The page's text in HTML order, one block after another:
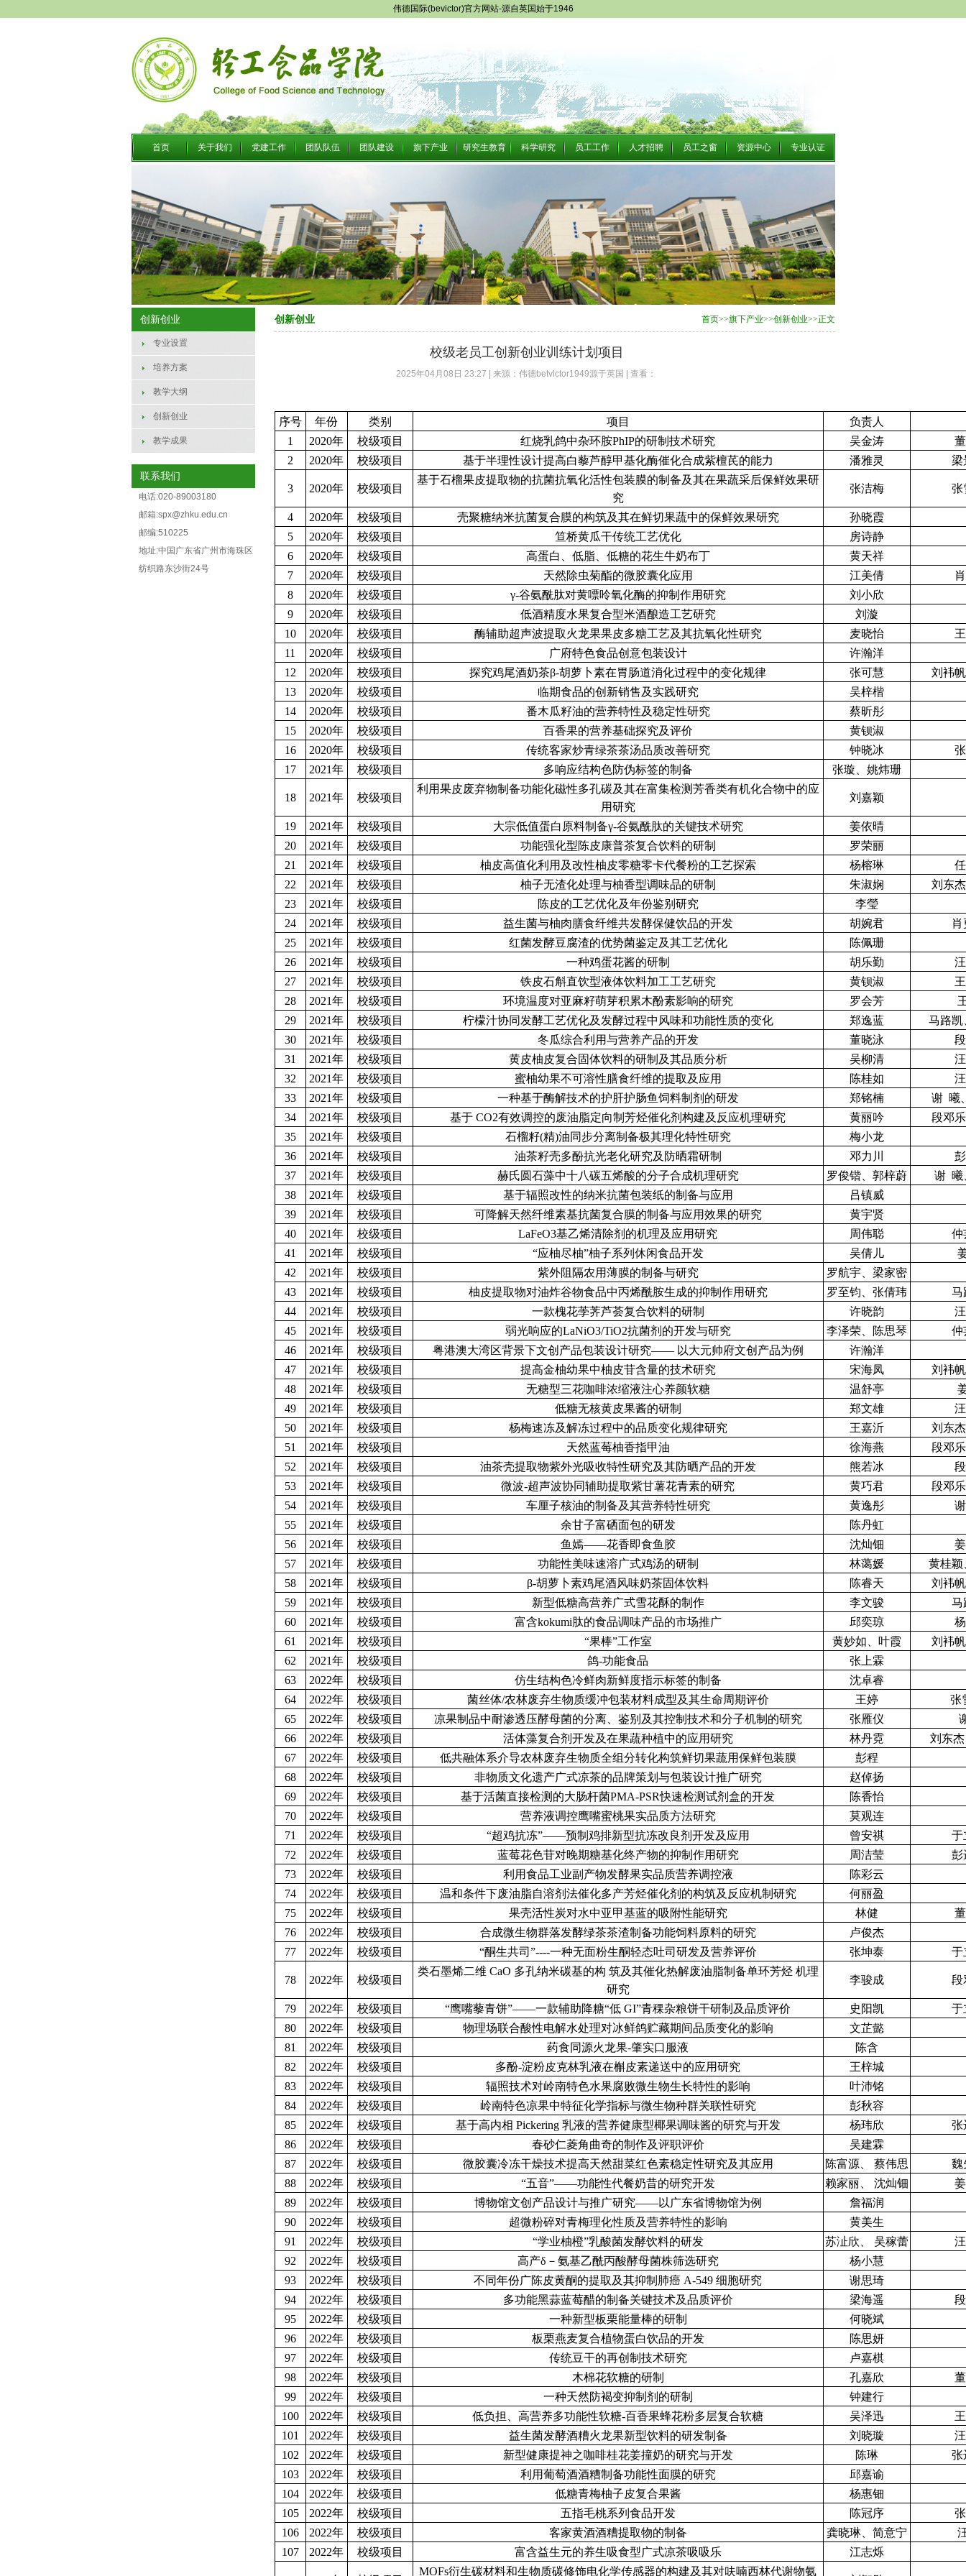
伟德国际(bevictor)官方网站-源自英国始于1946
首页 关于我们 党建工作 团队队伍 团队建设 旗下产业 研究生教育 科学研究 员工工作 人才招聘 员工之窗 资源中心 专业认证
创新创业
专业设置
培养方案
教学大纲
创新创业
教学成果
联系我们
电话:020-89003180
邮箱:spx@zhku.edu.cn
邮编:510225
地址:中国广东省广州市海珠区
纺织路东沙街24号
创新创业 首页>>旗下产业>>创新创业>>正文
校级老员工创新创业训练计划项目
2025年04月08日 23:27 | 来源：伟德betvlctor1949源于英国 | 查看：
序号 年份 类别 项目
负责人
1
2020年 校级项目 红烧乳鸽中杂环胺PhIP的研制技术研究 吴金涛
2
2020年 校级项目 基于半理性设计提高白藜芦醇甲基化酶催化合成紫檀芪的能力 潘雅灵 梁
3 2020年 校级项目
基于石榴果皮提取物的抗菌抗氧化活性包装膜的制备及其在果蔬采后保鲜效果研
究
张洁梅 张
4 2020年 校级项目 壳聚糖纳米抗菌复合膜的构筑及其在鲜切果蔬中的保鲜效果研究
孙晓霞
5
2020年 校级项目 笪桥黄瓜干传统工艺优化
房诗静
6
2020年 校级项目 高蛋白、低脂、低糖的花生牛奶布丁
黄天祥
7
2020年 校级项目 天然除虫菊酯的微胶囊化应用 江美倩
8
2020年 校级项目 γ-谷氨酰肽对黄嘌呤氧化酶的抑制作用研究
刘小欣
9
2020年 校级项目 低酒精度水果复合型米酒酿造工艺研究
刘漩
10
2020年 校级项目 酶辅助超声波提取火龙果果皮多糖工艺及其抗氧化性研究 麦晓怡
11
2020年 校级项目 广府特色食品创意包装设计
许瀚洋
12
2020年 校级项目 探究鸡尾酒奶茶β-胡萝卜素在胃肠道消化过程中的变化规律 张可慧
刘袆
13
2020年 校级项目 临期食品的创新销售及实践研究
吴梓楷
14
2020年 校级项目 番木瓜籽油的营养特性及稳定性研究
蔡昕彤
15
2020年 校级项目 百香果的营养基础探究及评价
黄钡淑
16
2020年 校级项目 传统客家炒青绿茶茶汤品质改善研究 钟晓冰
17
2021年 校级项目 多响应结构色防伪标签的制备 张璇、姚炜珊
18 2021年 校级项目
利用果皮废弃物制备功能化磁性多孔碳及其在富集检测芳香类有机化合物中的应
用研究
刘嘉颖
19 2021年 校级项目 大宗低值蛋白原料制备γ-谷氨酰肽的关键技术研究
姜依晴
20
2021年 校级项目 功能强化型陈皮康普茶复合饮料的研制
罗荣丽
21
2021年 校级项目 柚皮高值化利用及改性柚皮零糖零卡代餐粉的工艺探索 杨榕琳
22
2021年 校级项目 柚子无渣化处理与柚香型调味品的研制 朱淑娴
刘东
23
2021年 校级项目 陈皮的工艺优化及年份鉴别研究
李瑩
24
2021年 校级项目 益生菌与柚肉膳食纤维共发酵保健饮品的开发 胡婉君
25
2021年 校级项目 红菌发酵豆腐渣的优势菌鉴定及其工艺优化
陈佩珊
26
2021年 校级项目 一种鸡蛋花酱的研制 胡乐勤
27
2021年 校级项目 铁皮石斛直饮型液体饮料加工工艺研究 黄钡淑
28
2021年 校级项目 环境温度对亚麻籽萌芽积累木酚素影响的研究 罗会芳
29
2021年 校级项目 柠檬汁协同发酵工艺优化及发酵过程中风味和功能性质的变化 郑逸蓝
马路凯
30
2021年 校级项目 冬瓜综合利用与营养产品的开发 董晓泳
31
2021年 校级项目 黄皮柚皮复合固体饮料的研制及其品质分析 吴柳清
32
2021年 校级项目 蜜柚幼果不可溶性膳食纤维的提取及应用 陈桂如
33
2021年 校级项目 一种基于酶解技术的护肝护肠鱼饲料制剂的研发 郑铭楠
谢 曦
34
2021年 校级项目 基于 CO2有效调控的废油脂定向制芳烃催化剂构建及反应机理研究 黄丽吟
段邓
35
2021年 校级项目 石榴籽(精)油同步分离制备极其理化特性研究
梅小龙
36
2021年 校级项目 油茶籽壳多酚抗光老化研究及防晒霜研制 邓力川
37
2021年 校级项目 赫氏圆石藻中十八碳五烯酸的分子合成机理研究 罗俊锴、郭梓蔚
谢 曦
38
2021年 校级项目 基于辐照改性的纳米抗菌包装纸的制备与应用
吕镇威
39
2021年 校级项目 可降解天然纤维素基抗菌复合膜的制备与应用效果的研究
黄宇贤
40
2021年 校级项目 LaFeO3基乙烯清除剂的机理及应用研究 周伟聪
仲
41
2021年 校级项目 “应柚尽柚”柚子系列休闲食品开发 吴倩儿
42
2021年 校级项目 紫外阻隔农用薄膜的制备与研究
罗航宇、梁家密
43
2021年 校级项目 柚皮提取物对油炸谷物食品中丙烯酰胺生成的抑制作用研究 罗至钧、张倩玮
马
44
2021年 校级项目 一款槐花荸荠芦荟复合饮料的研制 许晓韵
45
2021年 校级项目 弱光响应的LaNiO3/TiO2抗菌剂的开发与研究 李泽荣、陈思琴
仲
46
2021年 校级项目 粤港澳大湾区背景下文创产品包装设计研究—— 以大元帅府文创产品为例
许瀚洋
47
2021年 校级项目 提高金柚幼果中柚皮苷含量的技术研究 宋海凤
刘袆
48
2021年 校级项目 无糖型三花咖啡浓缩液注心养颜软糖 温舒亭
49
2021年 校级项目 低糖无核黄皮果酱的研制 郑文雄
50
2021年 校级项目 杨梅速冻及解冻过程中的品质变化规律研究 王嘉沂
刘东
51
2021年 校级项目 天然蓝莓柚香指甲油 徐海燕
段邓
52
2021年 校级项目 油茶壳提取物紫外光吸收特性研究及其防晒产品的开发 熊若冰
53
2021年 校级项目 微波-超声波协同辅助提取紫甘薯花青素的研究 黄巧君
段邓
54
2021年 校级项目 车厘子核油的制备及其营养特性研究 黄逸彤
55
2021年 校级项目 余甘子富硒面包的研发
陈丹虹
56
2021年 校级项目 鱼嫣——花香即食鱼胶 沈灿钿
57
2021年 校级项目 功能性美味速溶广式鸡汤的研制 林蔼媛
黄桂颖
58
2021年 校级项目 β-胡萝卜素鸡尾酒风味奶茶固体饮料 陈睿天
刘袆
59
2021年 校级项目 新型低糖高营养广式雪花酥的制作 李文骏
马
60
2021年 校级项目 富含kokumi肽的食品调味产品的市场推广 邱奕琼
61
2021年 校级项目 “果棒”工作室 黄妙如、叶霞
刘袆
62
2021年 校级项目 鸽-功能食品
张上霖
63
2022年 校级项目 仿生结构色冷鲜肉新鲜度指示标签的制备
沈卓睿
64
2022年 校级项目 菌丝体/农林废弃生物质缓冲包装材料成型及其生命周期评价 王婷
张
65
2022年 校级项目 凉果制品中耐渗透压酵母菌的分离、鉴别及其控制技术和分子机制的研究 张雁仪
66
2022年 校级项目 活体藻复合剂开发及在果蔬种植中的应用研究 林丹霓
刘东
67
2022年 校级项目 低共融体系介导农林废弃生物质全组分转化构筑鲜切果蔬用保鲜包装膜
彭程
68
2022年 校级项目 非物质文化遗产广式凉茶的品牌策划与包装设计推广研究
赵倬扬
69
2022年 校级项目 基于活菌直接检测的大肠杆菌PMA-PSR快速检测试剂盒的开发
陈香怡
70
2022年 校级项目 营养液调控鹰嘴蜜桃果实品质方法研究
莫观连
71
2022年 校级项目 “超鸡抗冻”——预制鸡排新型抗冻改良剂开发及应用 曾安祺
于
72
2022年 校级项目 蓝莓花色苷对晚期糖基化终产物的抑制作用研究 周洁莹
彭
73
2022年 校级项目 利用食品工业副产物发酵果实品质营养调控液
陈彩云
74
2022年 校级项目 温和条件下废油脂自溶剂法催化多产芳烃催化剂的构筑及反应机制研究
何丽盈
75
2022年 校级项目 果壳活性炭对水中亚甲基蓝的吸附性能研究 林健
76
2022年 校级项目 合成微生物群落发酵绿茶茶渣制备功能饲料原料的研究
卢俊杰
77
2022年 校级项目 “酮生共司”----一种无面粉生酮轻态吐司研发及营养评价 张坤泰 于
78 2022年 校级项目
类石墨烯二维 CaO 多孔纳米碳基的构 筑及其催化热解废油脂制备单环芳烃 机理
研究
李骏成 段
79 2022年 校级项目 “鹰嘴藜青饼”——一款辅助降糖“低 GI”青稞杂粮饼干研制及品质评价 史阳凯
于
80
2022年 校级项目 物理场联合酸性电解水处理对冰鲜鸽贮藏期间品质变化的影响
文芷懿
81
2022年 校级项目 药食同源火龙果-肇实口服液
陈含
82
2022年 校级项目 多酚-淀粉皮克林乳液在槲皮素递送中的应用研究
王梓城
83
2022年 校级项目 辐照技术对岭南特色水果腐败微生物生长特性的影响
叶沛铭
84
2022年 校级项目 岭南特色凉果中特征化学指标与微生物种群关联性研究
彭秋容
85
2022年 校级项目 基于高内相 Pickering 乳液的营养健康型椰果调味酱的研究与开发 杨玮欣
张
86
2022年 校级项目 春砂仁菱角曲奇的制作及评职评价
吴建霖
87
2022年 校级项目 微胶囊冷冻干燥技术提高天然甜菜红色素稳定性研究及其应用 陈富源、 蔡伟思
魏
88
2022年 校级项目 “五音”——功能性代餐奶昔的研究开发 赖家丽、 沈灿钿
89
2022年 校级项目 博物馆文创产品设计与推广研究——以广东省博物馆为例
詹福润
90
2022年 校级项目 超微粉碎对青梅理化性质及营养特性的影响
黄美生
91
2022年 校级项目 “学业柚橙”乳酸菌发酵饮料的研发 苏沚欣、 吴稼蕾
92
2022年 校级项目 高产δ－氨基乙酰丙酸酵母菌株筛选研究
杨小慧
93
2022年 校级项目 不同年份广陈皮黄酮的提取及其抑制肺癌 A-549 细胞研究
谢思琦
94
2022年 校级项目 多功能黑蒜蓝莓醋的制备关键技术及品质评价 梁海遥
95
2022年 校级项目 一种新型板栗能量棒的研制
何晓斌
96
2022年 校级项目 板栗燕麦复合植物蛋白饮品的开发
陈思妍
97
2022年 校级项目 传统豆干的再创制技术研究
卢嘉棋
98
2022年 校级项目 木棉花软糖的研制 孔嘉欣
99
2022年 校级项目 一种天然防褐变抑制剂的研制
钟建行
100
2022年 校级项目 低负担、高营养多功能性软糖-百香果蜂花粉多层复合软糖 吴泽迅
101
2022年 校级项目 益生菌发酵酒糟火龙果新型饮料的研发制备 刘晓璇
102
2022年 校级项目 新型健康提神之咖啡桂花姜撞奶的研究与开发 陈琳
张
103
2022年 校级项目 利用葡萄酒酒糟制备功能性面膜的研究
邱嘉谕
104
2022年 校级项目 低糖青梅柚子皮复合果酱
杨惠钿
105
2022年 校级项目 五指毛桃系列食品开发 陈冠序
106
2022年 校级项目 客家黄酒酒糟提取物的制备 龚晓琳、简意宁
107
2022年 校级项目 富含益生元的养生吸食型广式凉茶吸吸乐 江志烁
MOFs衍生碳材料和生物质碳修饰电化学传感器的构建及其对呋喃西林代谢物氨